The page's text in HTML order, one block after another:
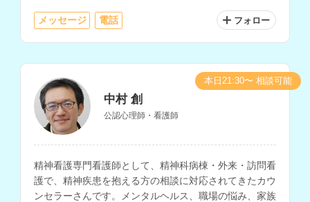
メッセージ 電話 フォロー
中村 創
公認心理師・看護師
精神看護専門看護師として、精神科病棟・外来・訪問看
護で、精神疾患を抱える方の相談に対応されてきたカウ
ンセラーさんです。メンタルヘルス、職場の悩み、家族
本日21:30〜 相談可能